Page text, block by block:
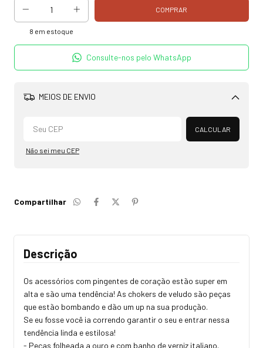
8 em estoque
Consulte-nos pelo WhatsApp
MEIOS DE ENVIO
Alterar CEP
CALCULAR
Não sei meu CEP
Compartilhar
Descrição
Os acessórios com pingentes de coração estão super em
alta e são uma tendência! As chokers de veludo são peças
que estão bombando e dão um up na sua produção.
Se eu fosse você ia correndo garantir o seu e entrar nessa
tendência linda e estilosa!
- Peças folheada a ouro e com banho de verniz italiano.